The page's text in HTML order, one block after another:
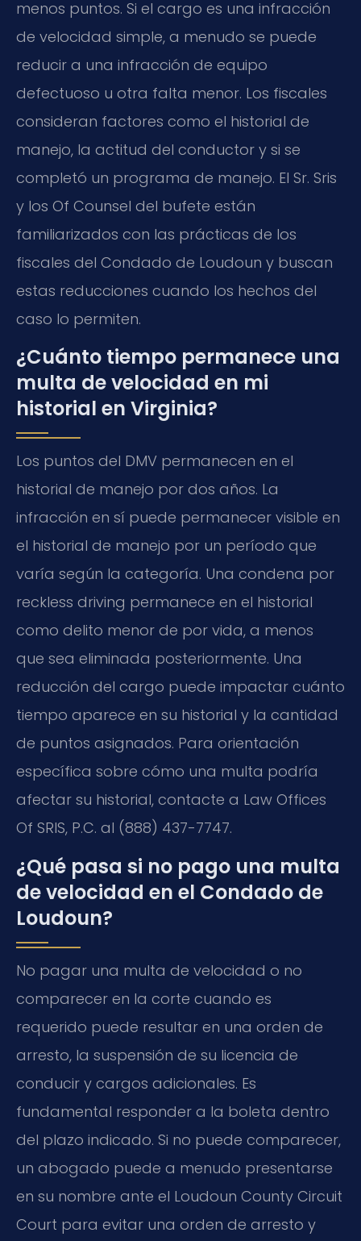
menos puntos. Si el cargo es una infracción
de velocidad simple, a menudo se puede
reducir a una infracción de equipo
defectuoso u otra falta menor. Los fiscales
consideran factores como el historial de
manejo, la actitud del conductor y si se
completó un programa de manejo. El Sr. Sris
y los Of Counsel del bufete están
familiarizados con las prácticas de los
fiscales del Condado de Loudoun y buscan
estas reducciones cuando los hechos del
caso lo permiten.
¿Cuánto tiempo permanece una
multa de velocidad en mi
historial en Virginia?
Los puntos del DMV permanecen en el
historial de manejo por dos años. La
infracción en sí puede permanecer visible en
el historial de manejo por un período que
varía según la categoría. Una condena por
reckless driving permanece en el historial
como delito menor de por vida, a menos
que sea eliminada posteriormente. Una
reducción del cargo puede impactar cuánto
tiempo aparece en su historial y la cantidad
de puntos asignados. Para orientación
específica sobre cómo una multa podría
afectar su historial, contacte a Law Offices
Of SRIS, P.C. al (888) 437-7747.
¿Qué pasa si no pago una multa
de velocidad en el Condado de
Loudoun?
No pagar una multa de velocidad o no
comparecer en la corte cuando es
requerido puede resultar en una orden de
arresto, la suspensión de su licencia de
conducir y cargos adicionales. Es
fundamental responder a la boleta dentro
del plazo indicado. Si no puede comparecer,
un abogado puede a menudo presentarse
en su nombre ante el Loudoun County Circuit
Court para evitar una orden de arresto y